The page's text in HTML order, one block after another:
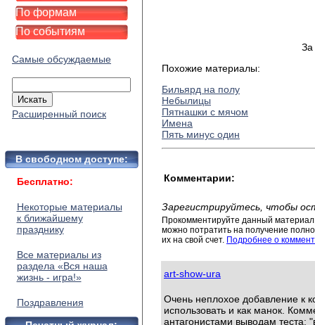
По формам
По событиям
Самые обсуждаемые
Расширенный поиск
В свободном доступе:
Бесплатно:
Некоторые материалы
к ближайшему
празднику
Все материалы из
раздела «Вся наша
жизнь - игра!»
Поздравления
За
Похожие материалы:
Бильярд на полу
Небылицы
Пятнашки с мячом
Имена
Пять минус один
Комментарии:
Зарегистрируйтесь, чтобы
Прокомментируйте данный
можно потратить на получение
их на свой счет. Подробнее о
art-show-ura
Очень неплохое добавление к
использовать и как манок.
антагонистами выводам теста: